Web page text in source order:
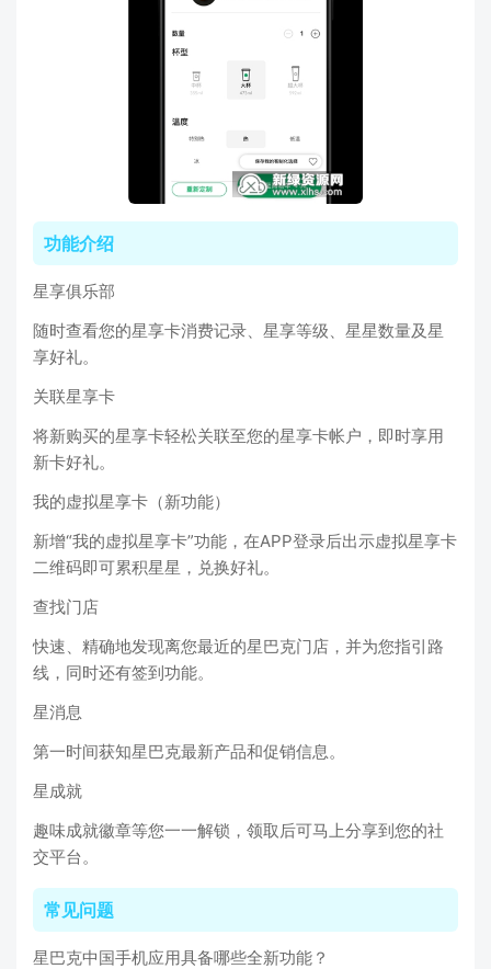
功能介绍
星享俱乐部
随时查看您的星享卡消费记录、星享等级、星星数量及星
享好礼。
关联星享卡
将新购买的星享卡轻松关联至您的星享卡帐户，即时享用
新卡好礼。
我的虚拟星享卡（新功能）
新增“我的虚拟星享卡”功能，在APP登录后出示虚拟星享卡
二维码即可累积星星，兑换好礼。
查找门店
快速、精确地发现离您最近的星巴克门店，并为您指引路
线，同时还有签到功能。
星消息
第一时间获知星巴克最新产品和促销信息。
星成就
趣味成就徽章等您一一解锁，领取后可马上分享到您的社
交平台。
常见问题
星巴克中国手机应用具备哪些全新功能？